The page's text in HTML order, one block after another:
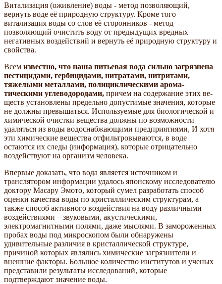
Витализация (оживление) воды - метод позволяющий,
вернуть воде её природную структуру. Кроме того
витализация воды со слов её сторонников - метод
позволяющий очистить воду от предыдущих вредных
негативных воздействий и вернуть её природную структуру и
свойства.
Всем известно, что наша питьевая вода сильно загряз­нена
пестицидами, гербицидами, нитратами, нитритами,
тяжелыми металлами, полициклическими арома­
тическими углеводородами, причем на содержание этих ве­
ществ установлены предельно допустимые значения, которые
не должны превышаться. Используемые для биологической и
химической очистки вещества должны по возможности
удаляться из воды водоснабжающими предприятиями, И хотя
эти химические вещества отфильтровываются, в воде
остаются их следы (информация), которые отрицательно
воздействуют на организм человека.
Впервые доказать, что вода является источником и
транслятором информации удалось японскому исследователю
доктору Масару Эмото, который сумел разработать способ
оценки качества воды по кристаллическим структурам, а
также способ активного воздействия на воду различными
воздействиями – звуковыми, акустическими,
электромагнитными полями, даже мыслями. В замороженных
пробах воды под микроскопом были обнаружены
удивительные различия в кристаллической структуре,
причиной которых являлись химические загрязнители и
внешние факторы. Большое количество институтов и ученых
представили результаты исследований, которые
подтверждают значение воды.